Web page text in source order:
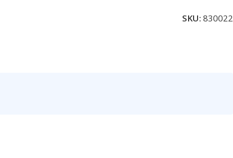
SKU: 830022